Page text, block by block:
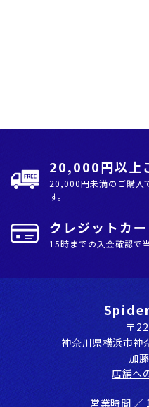
20,000円以上
20,000円未満のご購入
す。
クレジットカ
15時までの入金確認で
〒
神奈川県横浜市
加
店舗へ
営業時間 ／